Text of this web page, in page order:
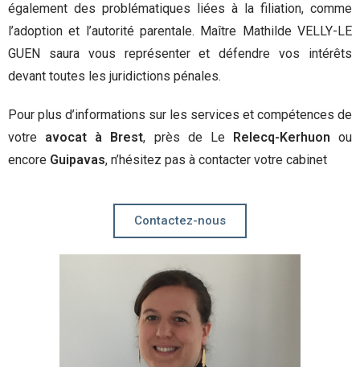
également des problématiques liées à la filiation, comme
l’adoption et l’autorité parentale. Maître Mathilde VELLY-LE
GUEN saura vous représenter et défendre vos intérêts
devant toutes les juridictions pénales.
Pour plus d’informations sur les services et compétences de
votre avocat à Brest, près de Le Relecq-Kerhuon ou
encore Guipavas, n’hésitez pas à contacter votre cabinet
Contactez-nous